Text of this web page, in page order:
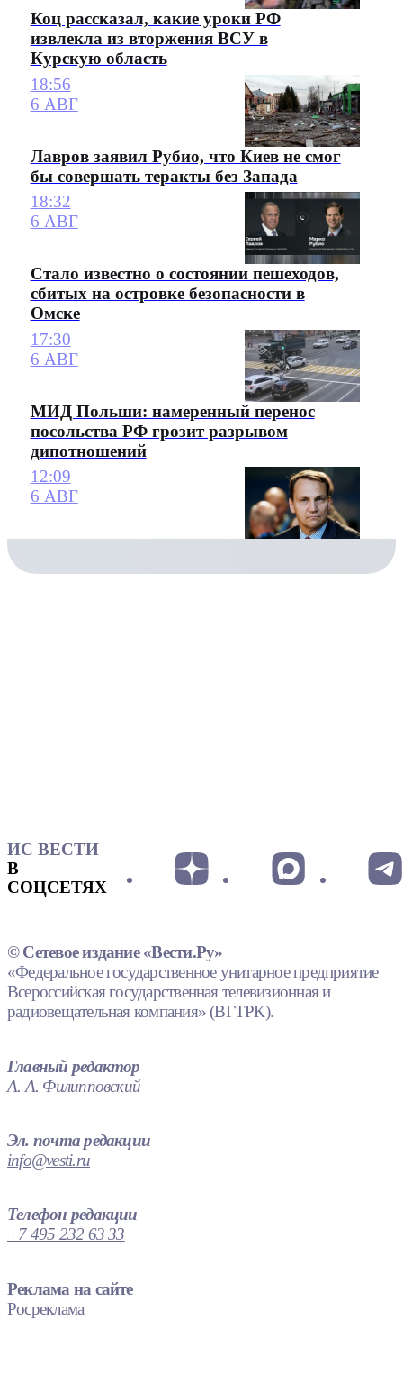
Коц рассказал, какие уроки РФ
извлекла из вторжения ВСУ в
Курскую область
18:56
6 АВГ
Лавров заявил Рубио, что Киев не смог
бы совершать теракты без Запада
18:32
6 АВГ
Стало известно о состоянии пешеходов,
сбитых на островке безопасности в
Омске
17:30
6 АВГ
МИД Польши: намеренный перенос
посольства РФ грозит разрывом
дипотношений
12:09
6 АВГ
ИС ВЕСТИ
В
СОЦСЕТЯХ
© Сетевое издание «Вести.Ру»
«Федеральное государственное унитарное предприятие
Всероссийская государственная телевизионная и
радиовещательная компания» (ВГТРК).
Главный редактор
А. А. Филипповский
Эл. почта редакции
info@vesti.ru
Телефон редакции
+7 495 232 63 33
Реклама на сайте
Росреклама